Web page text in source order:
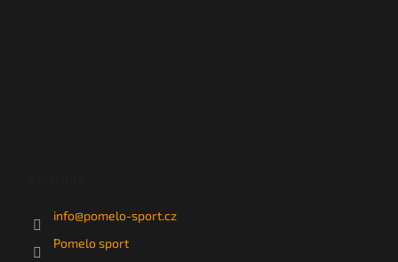
info@pomelo-sport.cz
Pomelo sport